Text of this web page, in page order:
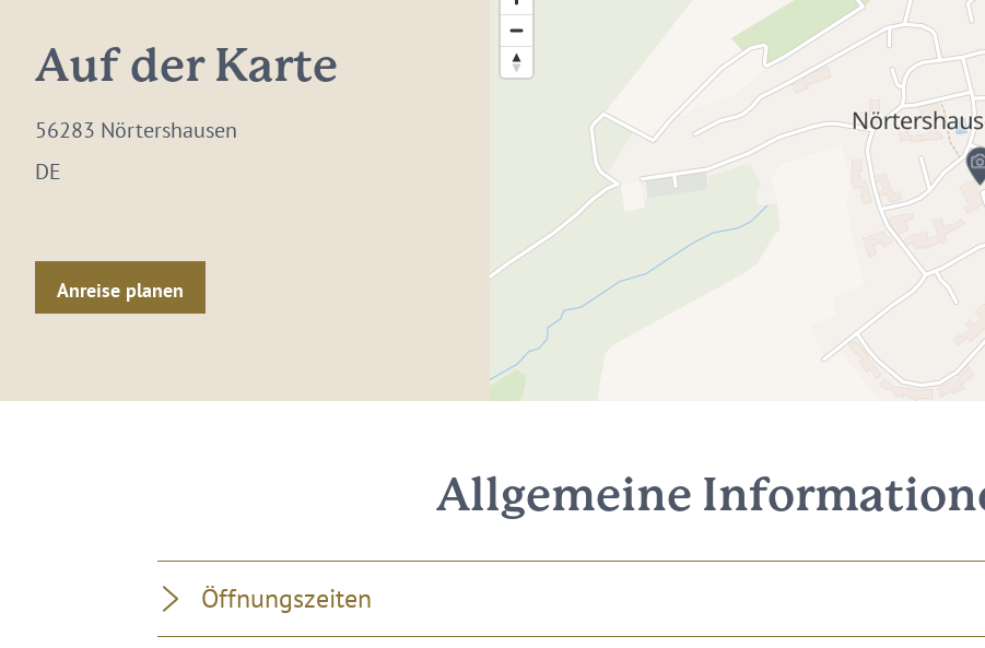
Auf der Karte
56283 Nörtershausen
DE
Anreise planen
Allgemeine
Öffnungszeiten